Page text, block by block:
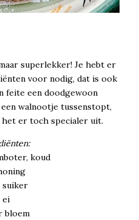
superlekker! Je hebt er
voor nodig, dat is ook
feite een doodgewoon
walnootje tussenstopt,
er toch specialer uit.
koud
suiker
ei
bloem